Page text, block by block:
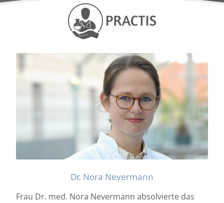
Dr. Nora Nevermann
Frau Dr. med. Nora Nevermann absolvierte das